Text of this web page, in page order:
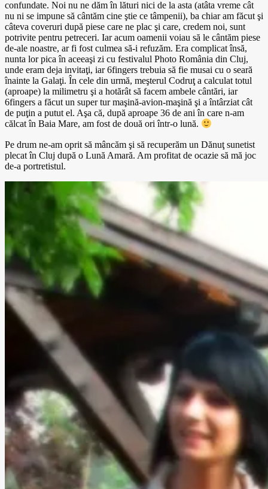
confundate. Noi nu ne dăm în lături nici de la asta (atâta vreme cât
nu ni se impune să cântăm cine ştie ce tâmpenii), ba chiar am făcut şi
câteva coveruri după piese care ne plac şi care, credem noi, sunt
potrivite pentru petreceri. Iar acum oamenii voiau să le cântăm piese
de-ale noastre, ar fi fost culmea să-i refuzăm. Era complicat însă,
nunta lor pica în aceeaşi zi cu festivalul Photo România din Cluj,
unde eram deja invitaţi, iar 6fingers trebuia să fie musai cu o seară
înainte la Galaţi. În cele din urmă, meşterul Codruţ a calculat totul
(aproape) la milimetru şi a hotărât să facem ambele cântări, iar
6fingers a făcut un super tur maşină-avion-maşină şi a întârziat cât
de puţin a putut el. Aşa că, după aproape 36 de ani în care n-am
călcat în Baia Mare, am fost de două ori într-o lună.
Pe drum ne-am oprit să mâncăm şi să recuperăm un Dănuţ sunetist
plecat în Cluj după o Lună Amară. Am profitat de ocazie să mă joc
de-a portretistul.